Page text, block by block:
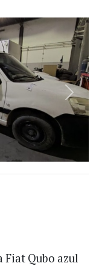
Fiat Qubo azul